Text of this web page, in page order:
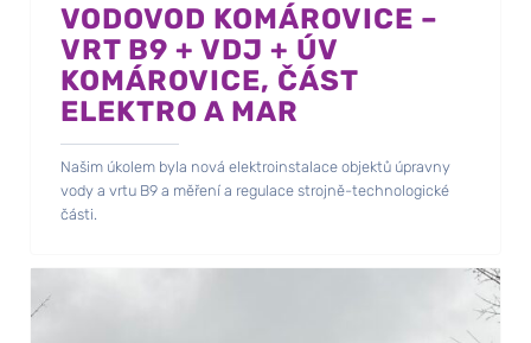
VODOVOD KOMÁROVICE –
VRT B9 + VDJ + ÚV
KOMÁROVICE, ČÁST
ELEKTRO A MAR
Našim úkolem byla nová elektroinstalace objektů úpravny
vody a vrtu B9 a měření a regulace strojně-technologické
části.